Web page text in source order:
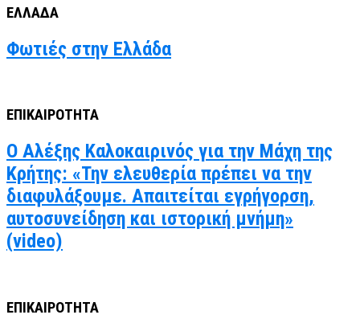
ΕΛΛΑΔΑ
Φωτιές στην Ελλάδα
ΕΠΙΚΑΙΡΟΤΗΤΑ
Ο Αλέξης Καλοκαιρινός για την Μάχη της
Κρήτης: «Την ελευθερία πρέπει να την
διαφυλάξουμε. Απαιτείται εγρήγορση,
αυτοσυνείδηση και ιστορική μνήμη»
(video)
ΕΠΙΚΑΙΡΟΤΗΤΑ